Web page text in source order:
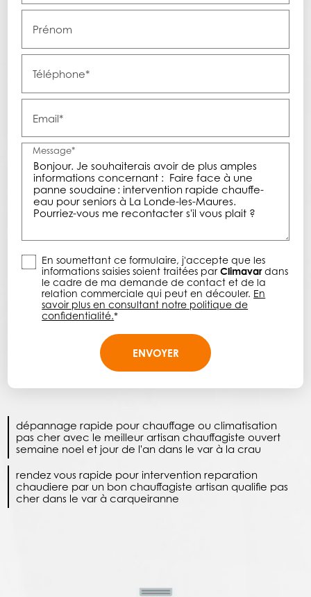
Prénom
Téléphone*
Email*
Message*
En soumettant ce formulaire, j'accepte que les
informations saisies soient traitées parClimavardans
le cadre de ma demande de contact et de la
relation commerciale qui peut en découler. En
savoir plus en consultant notre politique de
confidentialité.*
dépannage rapide pour chauffage ou climatisation
pas cher avec le meilleur artisan chauffagiste ouvert
semaine noel et jour de l'an dans le var à la crau
rendez vous rapide pour intervention reparation
chaudiere par un bon chauffagiste artisan qualifie pas
cher dans le var à carqueiranne